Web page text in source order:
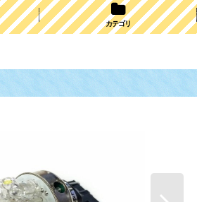
カテゴリ